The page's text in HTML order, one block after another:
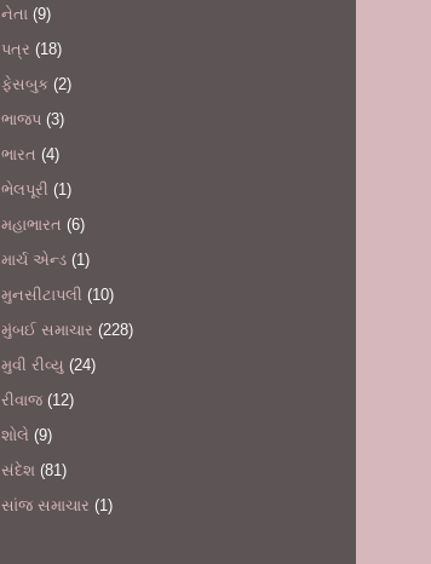
નેતા (9)
પત્ર (18)
ફેસબુક (2)
ભાજપ (3)
ભારત (4)
ભેલપૂરી (1)
મહાભારત (6)
માર્ચ એન્ડ (1)
મુનસીટાપલી (10)
મુંબઈ સમાચાર (228)
મુવી રીવ્યુ (24)
રીવાજ (12)
શોલે (9)
સંદેશ (81)
સાંજ સમાચાર (1)